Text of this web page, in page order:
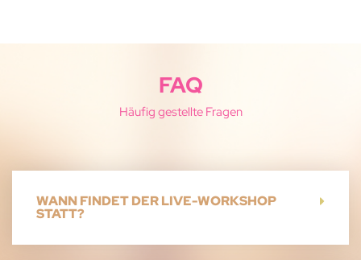
FAQ
Häufig gestellte Fragen
WANN FINDET DER LIVE-WORKSHOP
STATT?